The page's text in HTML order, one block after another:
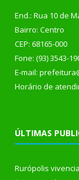
End.: Rua 10 de
Bairro: Centro
CEP: 68165-000
Fone: (93) 3543-
E-mail:
Horário de
ÚLTIMAS
Rurópolis